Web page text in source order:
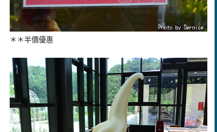
＊＊半價優惠